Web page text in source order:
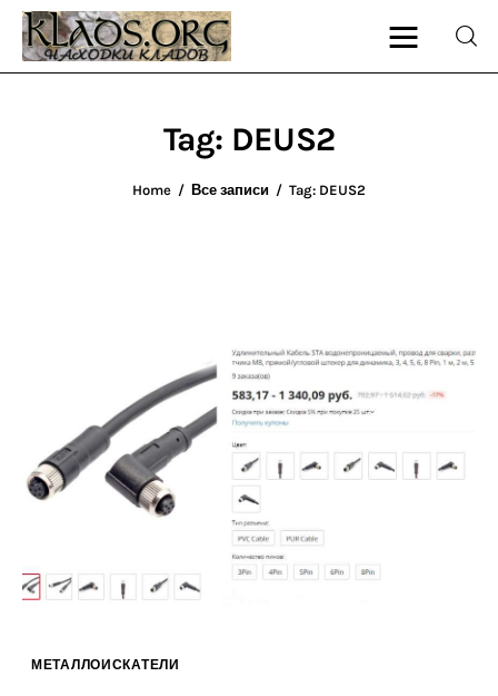
Tag: DEUS2
Home Все записи Tag: DEUS2
МЕТАЛЛОИСКАТЕЛИ